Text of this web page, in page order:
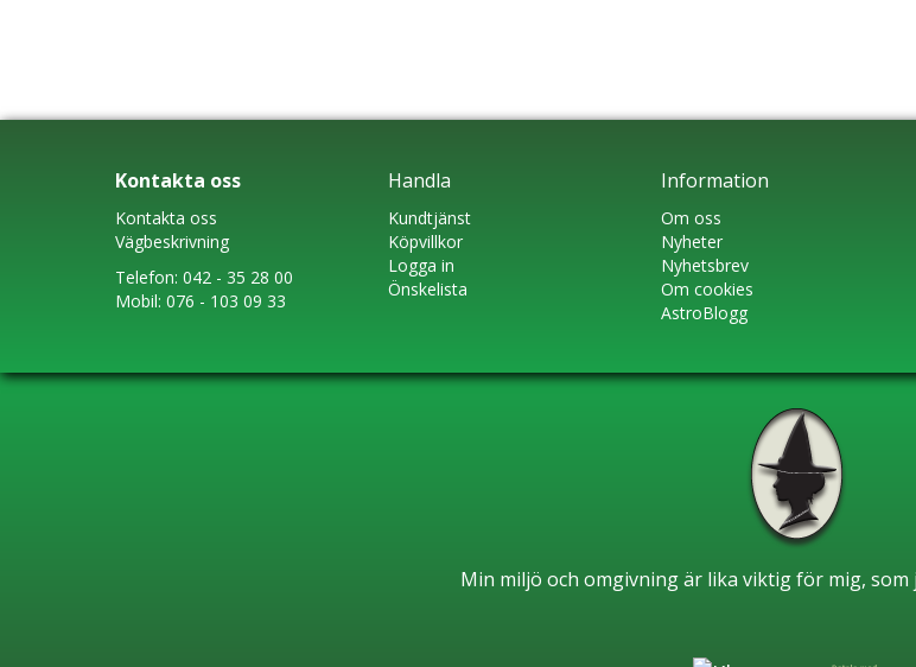
Kontakta oss
Kontakta oss
Vägbeskrivning
Telefon: 042 - 35 28 00
Mobil: 076 - 103 09 33
Handla
Kundtjänst
Köpvillkor
Logga in
Önskelista
Information
Om oss
Nyheter
Nyhetsbrev
Om cookies
AstroBlogg
Min miljö och omgivning är lika viktig för mig,